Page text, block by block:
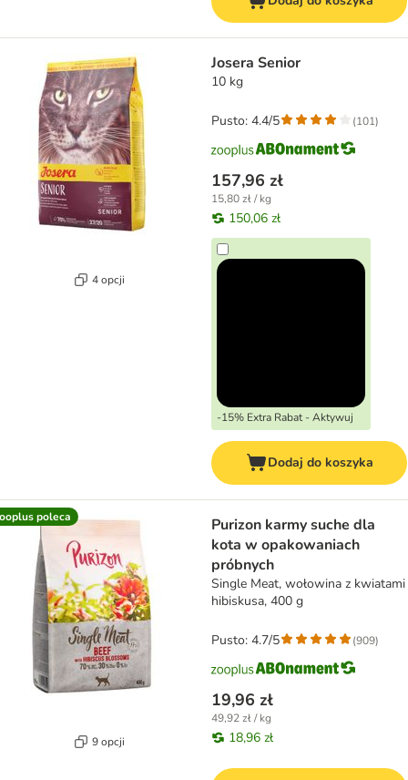
4 opcji
Josera Senior
10 kg
157,96 zł
15,80 zł / kg
150,06 zł
-15% Extra Rabat - Aktywuj
Pusto: 4.4/5 (101)
Dodaj do koszyka
poleca
9 opcji
Purizon karmy suche dla
kota w opakowaniach
próbnych
Single Meat, wołowina z kwiatami
hibiskusa, 400 g
19,96 zł
49,92 zł / kg
18,96 zł
Pusto: 4.7/5 (909)